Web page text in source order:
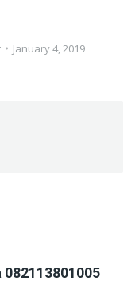
January 4, 2019